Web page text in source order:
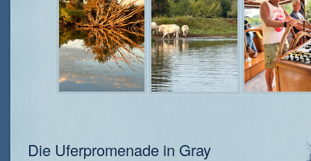
Die Uferpromenade in Gray